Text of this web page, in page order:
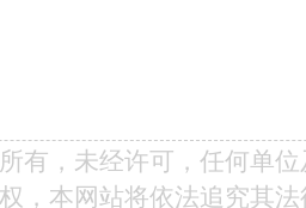
有，未经许可，任何单
，本网站将依法追究其